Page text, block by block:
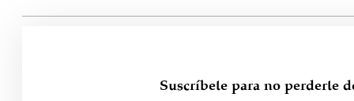
Suscríbete para no perderte